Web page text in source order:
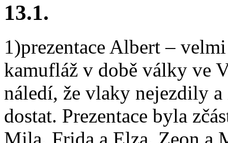
13.1.
1)prezentace Albert –
kamufláž v době války ve
náledí, že vlaky nejezdily
dostat. Prezentace byla